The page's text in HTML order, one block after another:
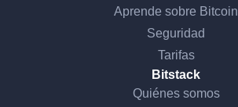
Aprende sobre Bitcoin
Seguridad
Tarifas
Bitstack
Quiénes somos